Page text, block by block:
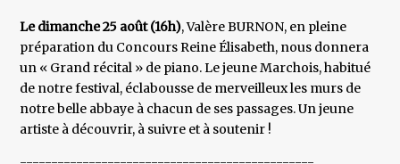
Le dimanche 25 août (16h), Valère BURNON, en pleine
préparation du Concours Reine Élisabeth, nous donnera
un « Grand récital » de piano. Le jeune Marchois, habitué
de notre festival, éclabousse de merveilleux les murs de
notre belle abbaye à chacun de ses passages. Un jeune
artiste à découvrir, à suivre et à soutenir !